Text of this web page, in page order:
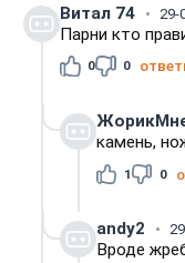
Витал 74 29-
Парни кто
0 0
камень,
1 0
andy2
Вроде